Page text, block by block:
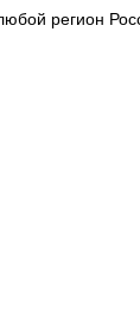
регион